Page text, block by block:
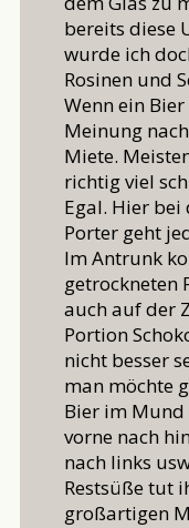
bereits diese
wurde ich
Rosinen und
Wenn ein
Meinung
Miete.
richtig viel
Egal. Hier bei
Porter geht
Im Antrunk
getrockneten
auch auf der
Portion
nicht besser
man möchte
Bier im Mund
vorne nach
nach links
Restsüße tut
großartigen